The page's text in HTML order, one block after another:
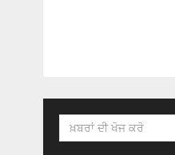
Search